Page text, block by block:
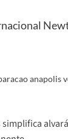
anapolis